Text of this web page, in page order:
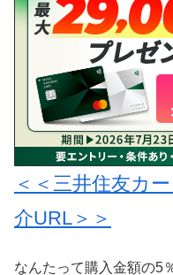
＜＜三井住友カ
介URL＞＞
なんたって購入金額の5